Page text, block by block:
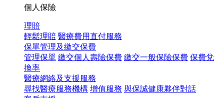
個人保險
理賠
輕鬆理賠 醫療費用直付服務
保單管理及繳交保費
管理保單 繳交個人壽險保費 繳交一般保險保費 保費兌
換率
醫療網絡及支援服務
尋找醫療服務機構 增值服務 與保誠健康夥伴對話